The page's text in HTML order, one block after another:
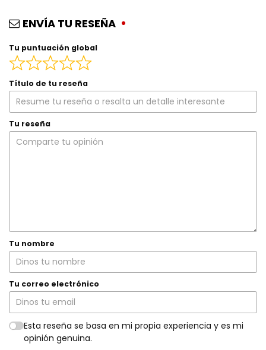
ENVÍA TU RESEÑA
Tu puntuación global
Título de tu reseña
Tu reseña
Tu nombre
Tu correo electrónico
Esta reseña se basa en mi propia experiencia y es mi
opinión genuina.